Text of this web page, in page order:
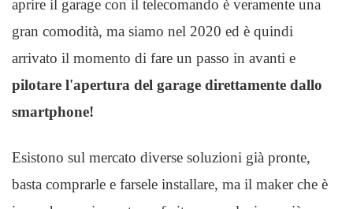
aprire il garage con il telecomando è veramente una
gran comodità, ma siamo nel 2020 ed è quindi
arrivato il momento di fare un passo in avanti e
pilotare l'apertura del garage direttamente dallo
smartphone!
Esistono sul mercato diverse soluzioni già pronte,
basta comprarle e farsele installare, ma il maker che è